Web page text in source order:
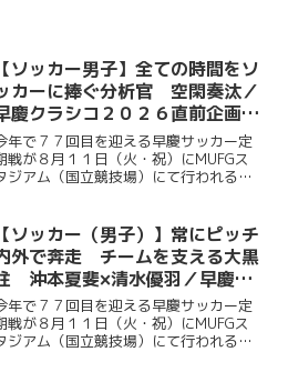
【ソッカー男子】全ての時間をソ
カーに捧ぐ分析官 空閑奏汰／
慶クラシコ２０２６直前企画第
弾
年で７７回目を迎える早慶サッカー定
戦が８月１１日（火・祝）にMUFGス
ジアム（国立競技場）にて行われる。
ッチに立つ。今回ケイスポでは選手だけ
はなく、グラウンドマ...
【ソッカー（男子）】常にピッチ
外で奔走 チームを支える大黒
沖本夏斐×清水優羽／早慶ク
シコ２０２６直前企画第８弾
年で７７回目を迎える早慶サッカー定
戦が８月１１日（火・祝）にMUFGス
ジアム（国立競技場）にて行われる。